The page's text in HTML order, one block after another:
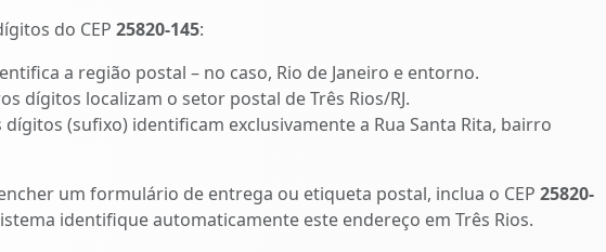
do CEP 25820-145:
a região postal – no caso, Rio de Janeiro e entorno.
dígitos localizam o setor postal de Três Rios/RJ.
dígitos (sufixo) identificam exclusivamente a Rua Santa Rita, bairro
um formulário de entrega ou etiqueta postal, inclua o CEP 25820-
identifique automaticamente este endereço em Três Rios.